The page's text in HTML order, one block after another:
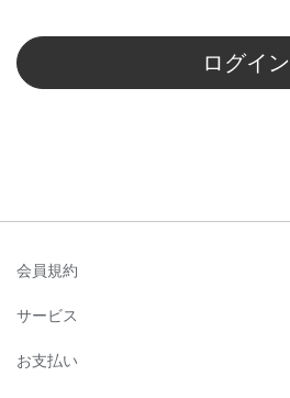
ログイン
会員規約
サービス
お支払い